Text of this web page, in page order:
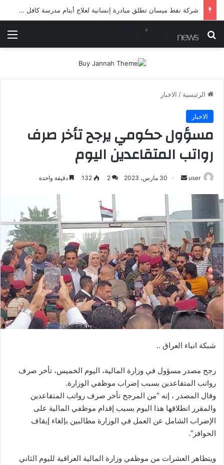
شرطة ميسان تلقي القبض على مطلقي العيارات النارية أثناء تشييع جنائزي في العمارة
بحث عن
الرئيسية / الاخبار
الاخبار
مسؤول حكومي يرجح تأخر صرف
رواتب المتقاعدين اليوم
user
أرسل
إلكترونيا
30 مارس، 2023 2
132 دقيقة واحدة
شبكة انباء العراق ..
رجح مصدر مسؤول في وزارة المالية، اليوم الخميس، تأخر صرف
رواتب المتقاعدين بسبب إضراب موظفي الوزارة.
وقال المصدر ، إنه “من المرجح تأخر صرف رواتب المتقاعدين
والمقرر انطلاقها هذا اليوم بسبب إقدام موظفي المالية على
الإضراب الشامل عن العمل في الوزارة مطالبين بإلغاء إيقاف
الحوافز”.
ويتظاهر العشرات من موظفي وزارة المالية العراقية لليوم الثاني